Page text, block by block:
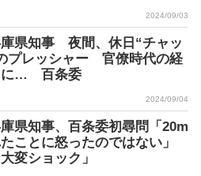
2024/09/03
県知事 夜間、休日“チャッ
プレッシャー 官僚時代の経
に… 百条委
2024/09/04
県知事、百条委初尋問「20m
ことに怒ったのではない」
変ショック」